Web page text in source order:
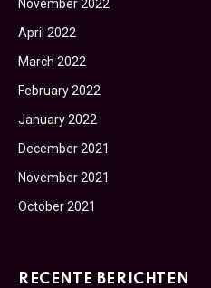
November 2022
April 2022
March 2022
February 2022
January 2022
December 2021
November 2021
October 2021
RECENTE BERICHTEN